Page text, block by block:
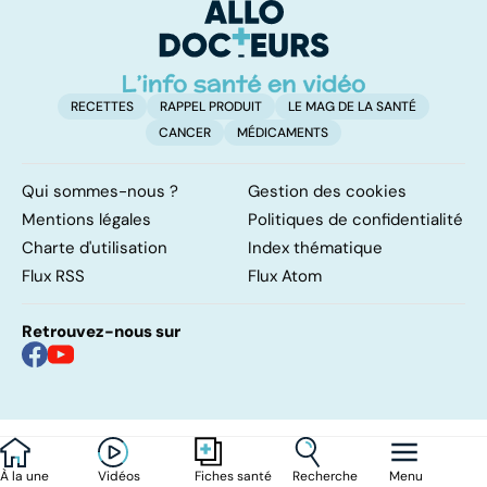
À la une Vidéos Fiches santé Recherche Menu
surveillance
RECETTES RAPPEL PRODUIT
LE MAG DE LA SANTÉ
CANCER
MÉDICAMENTS
Qui sommes-nous ?
Gestion des cookies
Mentions légales
Politiques de confidentialité
Charte d'utilisation
Index thématique
Flux RSS
Flux Atom
Retrouvez-nous sur